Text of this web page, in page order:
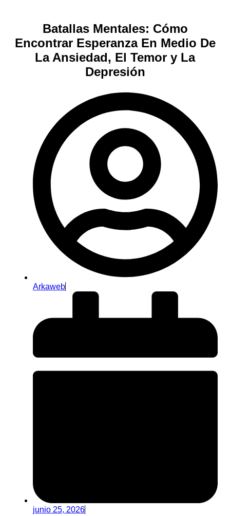
Batallas Mentales: Cómo
Encontrar Esperanza En Medio De
La Ansiedad, El Temor y La
Depresión
Arkaweb
junio 25, 2026